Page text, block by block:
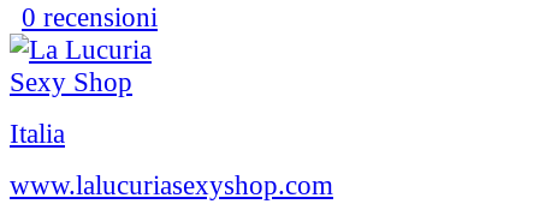
0 recensioni
Italia
www.lalucuriasexyshop.com